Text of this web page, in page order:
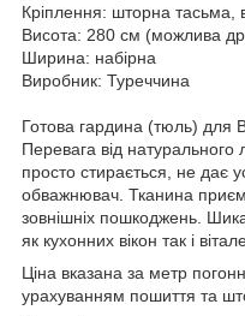
Кріплення: шторна
Висота: 280 см (можлива
Ширина: набірна
Виробник: Туреччина
Готова гардина (тюль) для
Перевага від натурального
просто стирається, не дає
обважнювач. Тканина
зовнішніх пошкоджень.
як кухонних вікон так і
Ціна вказана за метр
урахуванням пошиття та